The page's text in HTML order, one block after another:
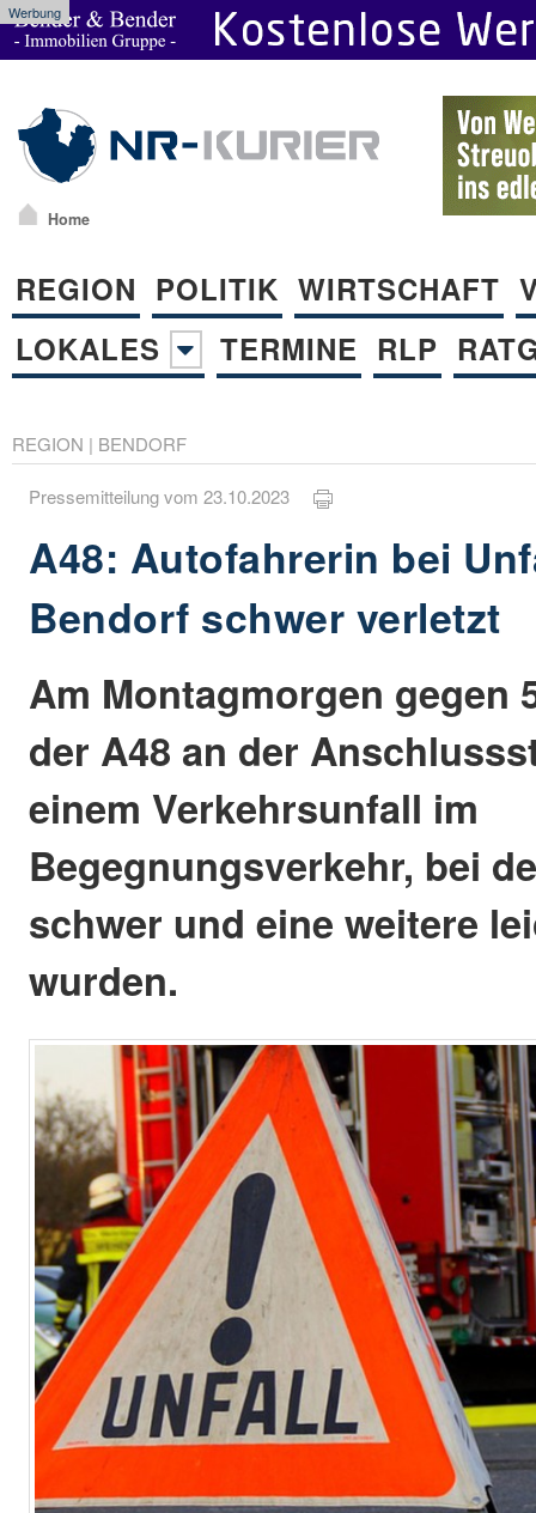
Werbung
Home
REGION POLITIK WIRTSCHAFT
LOKALES
TERMINE RLP
REGION | BENDORF
Pressemitteilung vom 23.10.2023
A48: Autofahrerin bei
Bendorf schwer verletzt
Am Montagmorgen gegen
der A48 an der
einem Verkehrsunfall im
Begegnungsverkehr, bei
schwer und eine weitere
wurden.